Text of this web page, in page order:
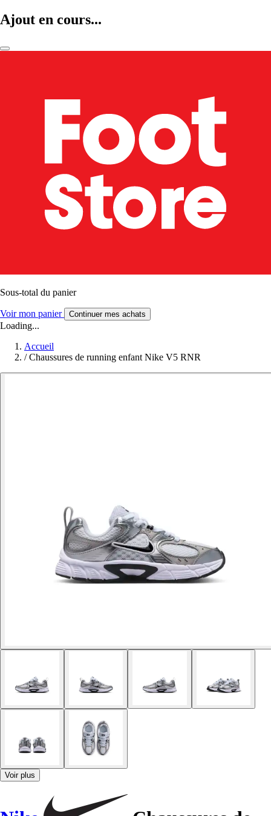
Ajout en cours...
Sous-total du panier
Voir mon panier Continuer mes achats
Loading...
Accueil
/ Chaussures de running enfant Nike V5 RNR
Voir plus